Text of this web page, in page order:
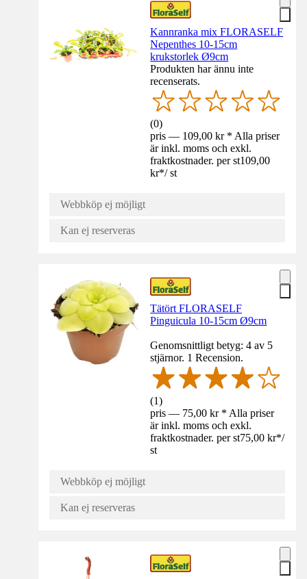
Kannranka mix FLORASELF
Nepenthes 10-15cm
krukstorlek Ø9cm
Produkten har ännu inte
recenserats.
(0)
pris — 109,00 kr * Alla priser
är inkl. moms och exkl.
fraktkostnader. per st109,00
kr*/ st
Webbköp ej möjligt
Kan ej reserveras
Tätört FLORASELF
Pinguicula 10-15cm Ø9cm
Genomsnittligt betyg: 4 av 5
stjärnor. 1 Recension.
(1)
pris — 75,00 kr * Alla priser
är inkl. moms och exkl.
fraktkostnader. per st75,00 kr*/
st
Webbköp ej möjligt
Kan ej reserveras